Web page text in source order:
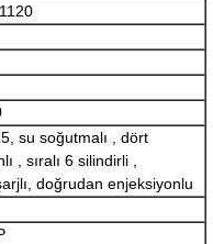
su soğutmalı
dört
sıralı 6 silindirli
doğrudan enjeksiyonlu